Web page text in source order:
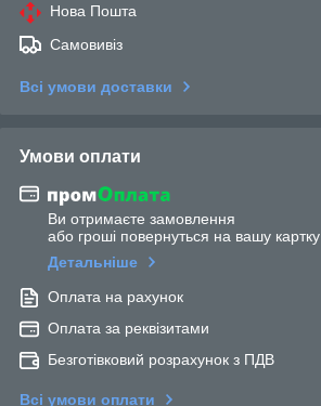
Нова Пошта
Самовивіз
Всі умови доставки
Умови оплати
Ви отримаєте замовлення
або гроші повернуться на вашу картку
Детальніше
Оплата на рахунок
Оплата за реквізитами
Безготівковий розрахунок з ПДВ
Всі умови оплати